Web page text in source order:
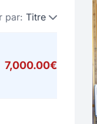
par: Titre
7,000.00€